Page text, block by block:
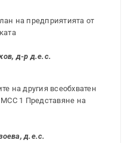
на предприятията от
д-р д.е.с.
на другия всеобхватен
1 Представяне на
д.е.с.